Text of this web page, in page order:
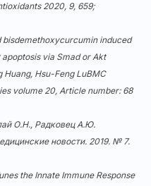
2020, 9, 659;
induced
via Smad or Akt
Huang, Hsu-Feng LuBMC
volume 20, Article number: 68
О.Н., Радковец А.Ю.
новости. 2019. № 7.
the Innate Immune Response